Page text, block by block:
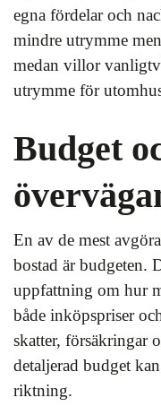
egna fördelar och
mindre utrymme
medan villor
utrymme för
Budget
En av de mest
bostad är budgeten.
uppfattning om hur
både inköpspriser
skatter, försäkringar
detaljerad budget
riktning.